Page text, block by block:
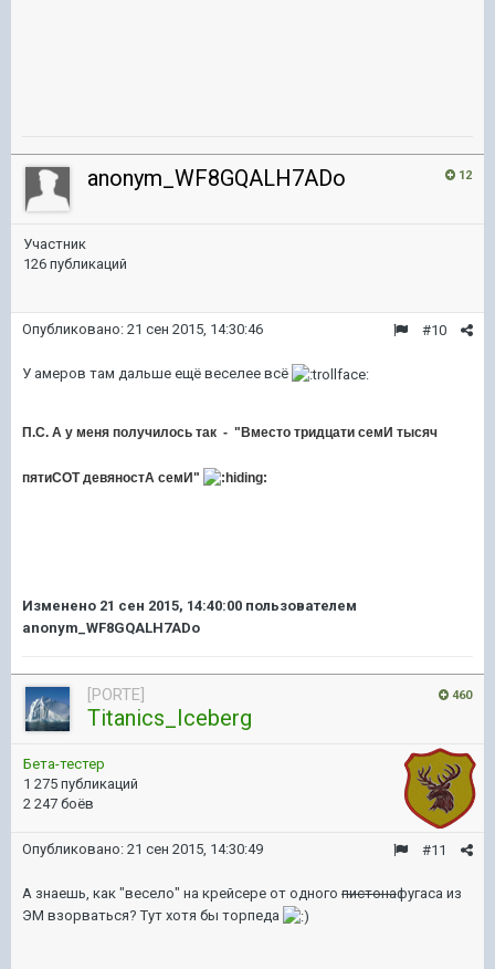
12
anonym_WF8GQALH7ADo
Участник
126 публикаций
#10
Опубликовано: 21 сен 2015, 14:30:46
У амеров там дальше ещё веселее всё
П.С. А у меня получилось так - " Вместо тридцати семИ тысяч
пятиСОТ девяностА семИ"
Изменено 21 сен 2015, 14:40:00 пользователем
anonym_WF8GQALH7ADo
460
[PORTE]
Titanics_Iceberg
Бета-тестер
1 275 публикаций
2 247 боёв
#11
Опубликовано: 21 сен 2015, 14:30:49
А знаешь, как "весело" на крейсере от одного пистонафугаса из
ЭМ взорваться? Тут хотя бы торпеда